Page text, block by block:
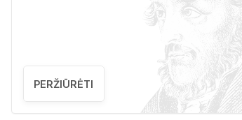
PERŽIŪRĖTI